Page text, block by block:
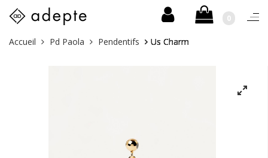
Skip
0
Vous
Accueil Pd Paola Pendentifs Us Charm